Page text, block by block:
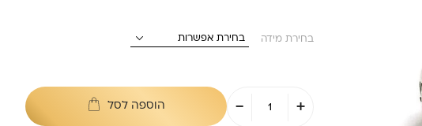
בחירת מידה
-
כמות
של
טבעת
+ הוספה לסל